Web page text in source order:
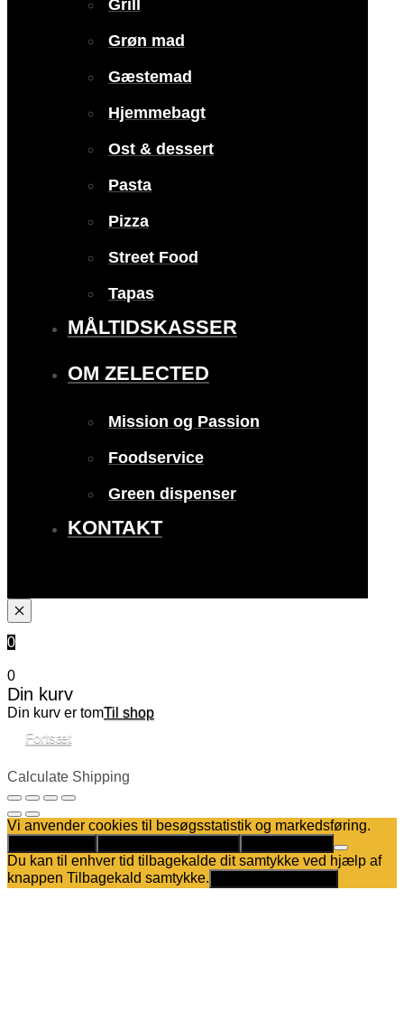
Grill
Grøn mad
Gæstemad
Hjemmebagt
Ost & dessert
Pasta
Pizza
Street Food
Tapas
MÅLTIDSKASSER
OM ZELECTED
Mission og Passion
Foodservice
Green dispenser
KONTAKT
0
0
Din kurv
Din kurv er tomTil shop
Fortsæt
Calculate Shipping
Vi anvender cookies til besøgsstatistik og markedsføring.
Du kan til enhver tid tilbagekalde dit samtykke ved hjælp af
knappen Tilbagekald samtykke.